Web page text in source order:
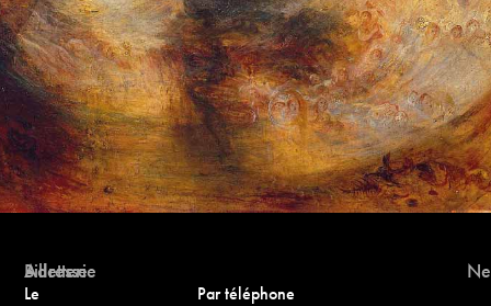
Adresse
Le
Billetterie
Par téléphone